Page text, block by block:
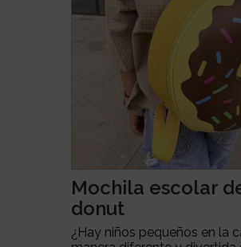
Mochila escolar
donut
¿Hay niños pequeños en la